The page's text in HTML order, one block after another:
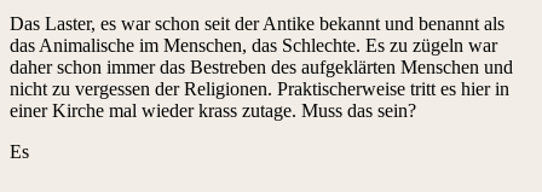
Das Laster, es war schon seit der Antike bekannt und benannt als
das Animalische im Menschen, das Schlechte. Es zu zügeln war
daher schon immer das Bestreben des aufgeklärten Menschen und
nicht zu vergessen der Religionen. Praktischerweise tritt es hier in
einer Kirche mal wieder krass zutage. Muss das sein?
Es